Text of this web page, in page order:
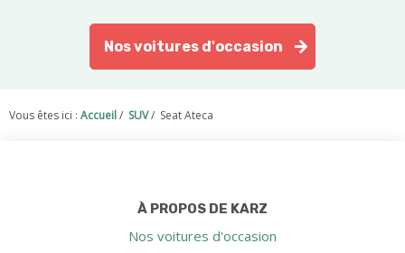
Nos voitures d'occasion
Vous êtes ici : Accueil/ SUV/ Seat Ateca
À PROPOS DE KARZ
Nos voitures d'occasion